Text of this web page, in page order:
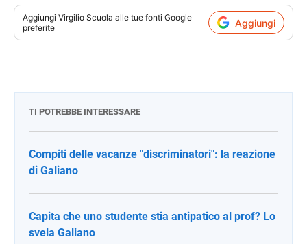
Aggiungi Virgilio Scuola alle tue fonti Google
preferite
Aggiungi
TI POTREBBE INTERESSARE
Compiti delle vacanze "discriminatori": la reazione
di Galiano
Capita che uno studente stia antipatico al prof? Lo
svela Galiano